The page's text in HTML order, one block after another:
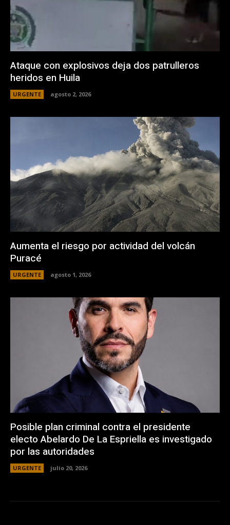
Ataque con explosivos deja dos patrulleros
heridos en Huila
URGENTE agosto 2, 2026
Aumenta el riesgo por actividad del volcán
Puracé
URGENTE agosto 1, 2026
Posible plan criminal contra el presidente
electo Abelardo De La Espriella es investigado
por las autoridades
URGENTE julio 20, 2026